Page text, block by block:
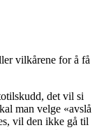
vilkårene for å få
det vil si
man velge «avslå
vil den ikke gå til